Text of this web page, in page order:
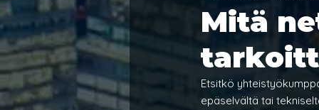
Mitä
Etsitkö
epäselvältä tai